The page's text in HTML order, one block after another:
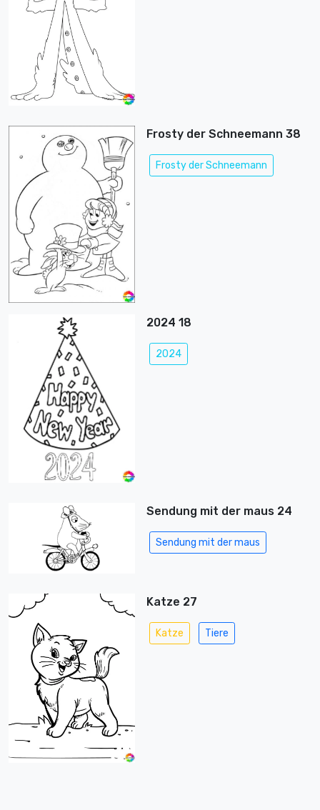
Frosty der Schneemann 38
Frosty der Schneemann
2024 18
2024
Sendung mit der maus 24
Sendung mit der maus
Katze 27
Katze Tiere